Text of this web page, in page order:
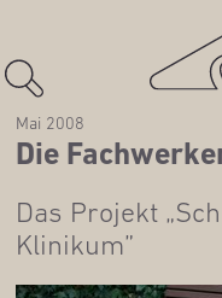
Die
Mai 2008
Das Pro­jekt
Klinikum”